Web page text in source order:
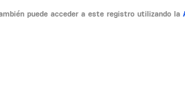
puede acceder a este registro utilizando la